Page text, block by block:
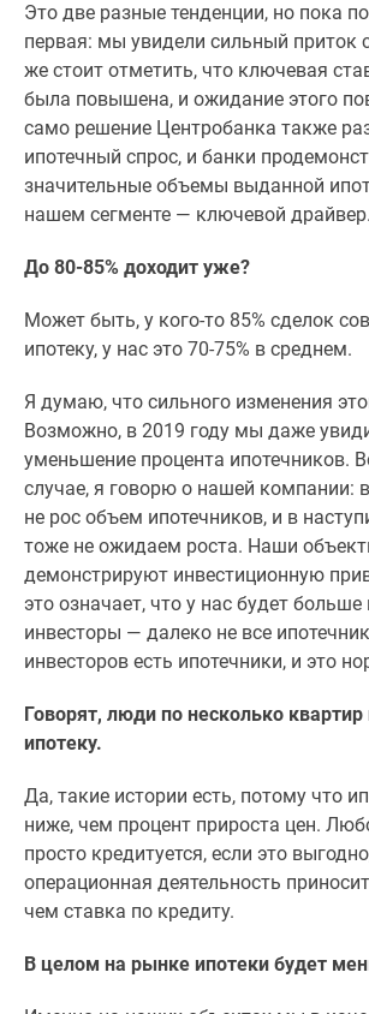
коттеджи
Коттеджные
поселки
Новой
Москве
Готовые
коттеджные
Строящиеся
поселки
Коттеджные
лесу
Коттеджные
поселки
водоема
Коттеджные
поселки
ипотеку
Бизнес-
центры
Скидки
акции
Макс
Это две разные тенденции, но пока
первая: мы увидели сильный приток
же стоит отметить, что ключевая
была повышена, и ожидание этого
само решение Центробанка также
ипотечный спрос, и банки
значительные объемы выданной
нашем сегменте — ключевой драйвер.
До 80-85% доходит уже?
Может быть, у кого-то 85% сделок
ипотеку, у нас это 70-75% в среднем.
Я думаю, что сильного изменения
Возможно, в 2019 году мы даже
уменьшение процента ипотечников.
случае, я говорю о нашей компании:
не рос объем ипотечников, и в
тоже не ожидаем роста. Наши
демонстрируют инвестиционную
это означает, что у нас будет больше
инвесторы — далеко не все
инвесторов есть ипотечники, и это
Говорят, люди по несколько
ипотеку.
Да, такие истории есть, потому что
ниже, чем процент прироста цен.
просто кредитуется, если это
операционная деятельность
чем ставка по кредиту.
В целом на рынке ипотеки будет